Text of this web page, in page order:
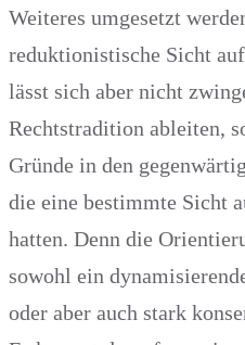
Weiteres umgesetzt
reduktionistische Sicht
lässt sich aber nicht
Rechtstradition ableiten,
Gründe in den
die eine bestimmte Sicht
hatten. Denn die
sowohl ein
oder aber auch stark